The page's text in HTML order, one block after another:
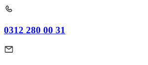
0312 280 00 31